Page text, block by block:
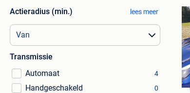
Actieradius (min.) lees meer
Transmissie
Automaat
4
Handgeschakeld 0